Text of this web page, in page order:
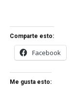
Comparte esto:
Facebook
Me gusta esto: